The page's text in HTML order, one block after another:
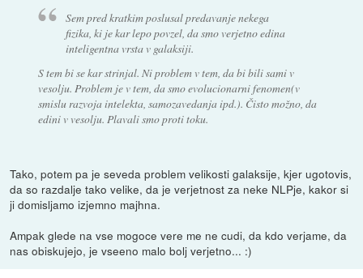
Sem pred kratkim poslusal predavanje nekega
fizika, ki je kar lepo povzel, da smo verjetno edina
inteligentna vrsta v galaksiji.
S tem bi se kar strinjal. Ni problem v tem, da bi bili sami v
vesolju. Problem je v tem, da smo evolucionarni fenomen(v
smislu razvoja intelekta, samozavedanja ipd.). Čisto možno, da
edini v vesolju. Plavali smo proti toku.
Tako, potem pa je seveda problem velikosti galaksije, kjer ugotovis,
da so razdalje tako velike, da je verjetnost za neke NLPje, kakor si
ji domisljamo izjemno majhna.
Ampak glede na vse mogoce vere me ne cudi, da kdo verjame, da
nas obiskujejo, je vseeno malo bolj verjetno... :)